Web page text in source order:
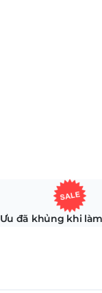
Ưu đã khủng khi